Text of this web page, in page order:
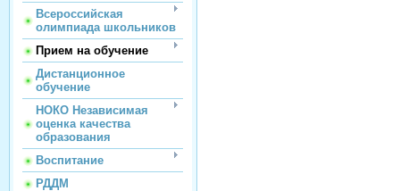
Всероссийская
олимпиада школьников
Прием на обучение
Дистанционное
обучение
НОКО Независимая
оценка качества
образования
Воспитание
РДДМ